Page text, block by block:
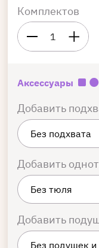
Комплектов
1
Аксессуары
Добавить
Добавить
Добавить